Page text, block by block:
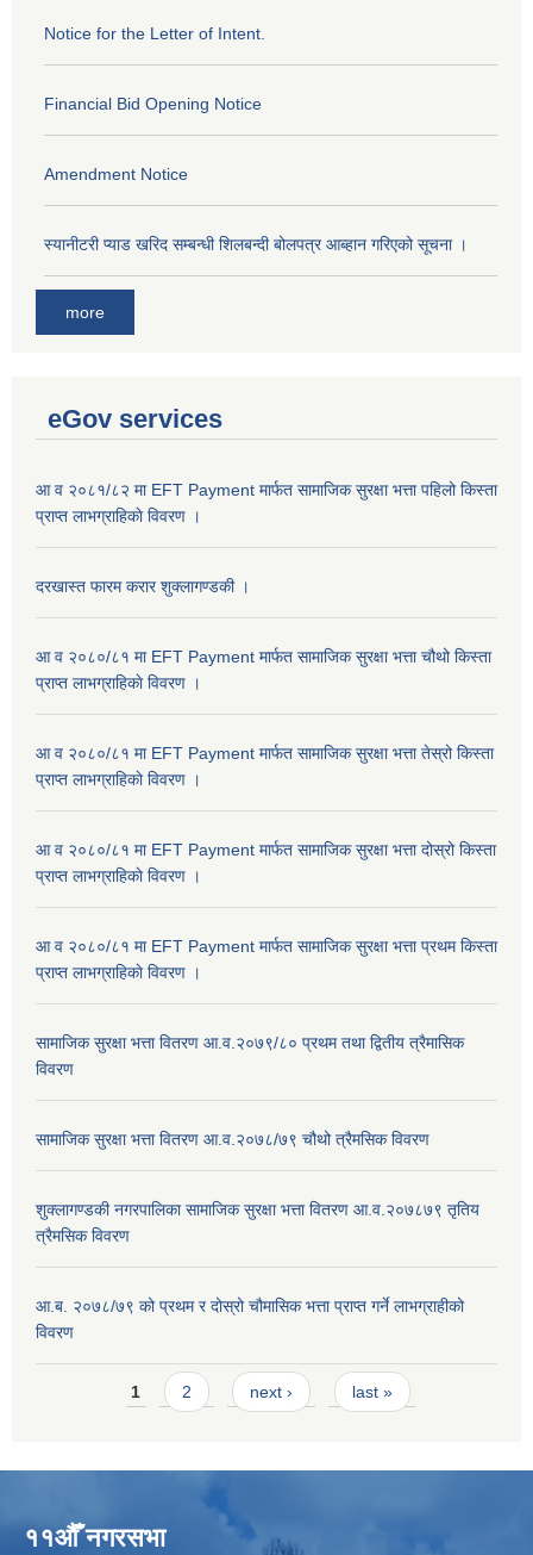
Notice for the Letter of Intent.
Financial Bid Opening Notice
Amendment Notice
स्यानीटरी प्याड खरिद सम्बन्धी शिलबन्दी बोलपत्र आब्हान गरिएको सूचना ।
more
eGov services
आ व २०८१/८२ मा EFT Payment मार्फत सामाजिक सुरक्षा भत्ता पहिलो किस्ता
प्राप्त लाभग्राहिकाे विवरण ।
दरखास्त फारम करार शुक्लागण्डकी ।
आ व २०८०/८१ मा EFT Payment मार्फत सामाजिक सुरक्षा भत्ता चौथो किस्ता
प्राप्त लाभग्राहिकाे विवरण ।
आ व २०८०/८१ मा EFT Payment मार्फत सामाजिक सुरक्षा भत्ता तेस्रो किस्ता
प्राप्त लाभग्राहिकाे विवरण ।
आ व २०८०/८१ मा EFT Payment मार्फत सामाजिक सुरक्षा भत्ता दोस्रो किस्ता
प्राप्त लाभग्राहिकाे विवरण ।
आ व २०८०/८१ मा EFT Payment मार्फत सामाजिक सुरक्षा भत्ता प्रथम किस्ता
प्राप्त लाभग्राहिकाे विवरण ।
सामाजिक सुरक्षा भत्ता वितरण आ.व.२०७९/८० प्रथम तथा द्वितीय त्रैमासिक
विवरण
सामाजिक सुरक्षा भत्ता वितरण आ.व.२०७८/७९ चौथो त्रैमसिक विवरण
शुक्लागण्डकी नगरपालिका सामाजिक सुरक्षा भत्ता वितरण आ.व.२०७८७९ तृतिय
त्रैमसिक विवरण
आ.ब. २०७८/७९ को प्रथम र दोस्रो चौमासिक भत्ता प्राप्त गर्ने लाभग्राहीको
विवरण
Pages1 2 next › last »
११औँ नगरसभा